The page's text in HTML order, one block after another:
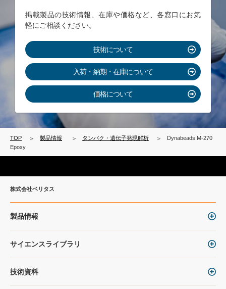
掲載製品の技術情報、在庫や価格など、各窓口にお気
軽にご相談ください。
技術について
入荷・納期・在庫について
価格について
TOP 製品情報 タンパク・遺伝子発現解析
Dynabeads M-270
Epoxy
株式会社ベリタス
製品情報
サイエンスライブラリ
技術資料